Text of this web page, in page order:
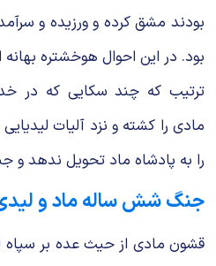
بودند مشق کرده و ورزیده و
بود. در این احوال هوخشتره
ترتیب که چند سکایی که در
مادی را کشته و نزد آلیات
را به پادشاه ماد تحویل ندهد
جنگ شش ساله ماد و
قشون مادی از حیث عده بر سپاه